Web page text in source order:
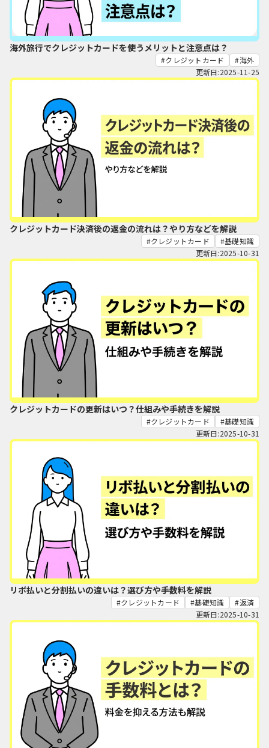
海外旅行でクレジットカードを使うメリットと注意点は？
クレジットカード
海外
更新日:2025-11-25
クレジットカード決済後の返金の流れは？やり方などを解説
クレジットカード
基礎知識
更新日:2025-10-31
クレジットカードの更新はいつ？仕組みや手続きを解説
クレジットカード
基礎知識
更新日:2025-10-31
リボ払いと分割払いの違いは？選び方や手数料を解説
クレジットカード 基礎知識
返済
更新日:2025-10-31